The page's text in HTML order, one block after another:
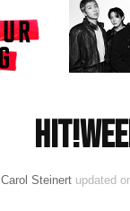
Carol Steinert updated